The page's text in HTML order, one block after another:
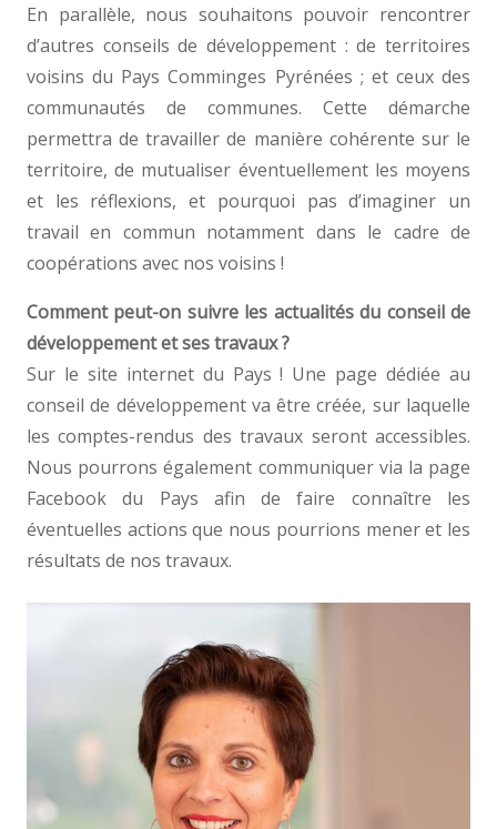
En parallèle, nous souhaitons pouvoir rencontrer
d’autres conseils de développement : de territoires
voisins du Pays Comminges Pyrénées ; et ceux des
communautés de communes. Cette démarche
permettra de travailler de manière cohérente sur le
territoire, de mutualiser éventuellement les moyens
et les réflexions, et pourquoi pas d’imaginer un
travail en commun notamment dans le cadre de
coopérations avec nos voisins !
Comment peut-on suivre les actualités du conseil de
développement et ses travaux ?
Sur le site internet du Pays ! Une page dédiée au
conseil de développement va être créée, sur laquelle
les comptes-rendus des travaux seront accessibles.
Nous pourrons également communiquer via la page
Facebook du Pays afin de faire connaître les
éventuelles actions que nous pourrions mener et les
résultats de nos travaux.